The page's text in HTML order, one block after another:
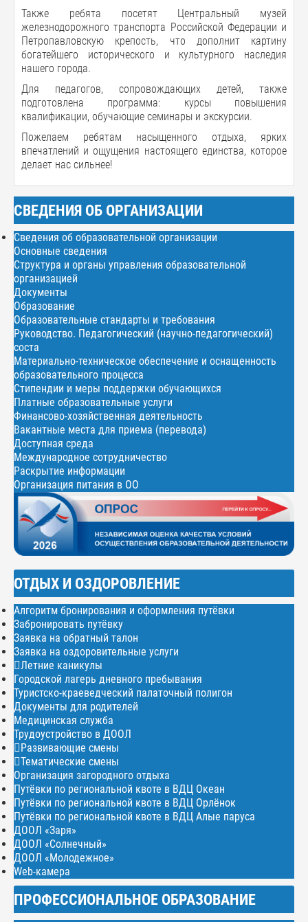
Также ребята посетят Центральный музей
железнодорожного транспорта Российской Федерации и
Петропавловскую крепость, что дополнит картину
богатейшего исторического и культурного наследия
нашего города.
Для педагогов, сопровождающих детей, также
подготовлена программа: курсы повышения
квалификации, обучающие семинары и экскурсии.
Пожелаем ребятам насыщенного отдыха, ярких
впечатлений и ощущения настоящего единства, которое
делает нас сильнее!
СВЕДЕНИЯ ОБ ОРГАНИЗАЦИИ
Сведения об образовательной организации
Основные сведения
Структура и органы управления образовательной
организацией
Документы
Образование
Образовательные стандарты и требования
Руководство. Педагогический (научно-педагогический)
соста
Материально-техническое обеспечение и оснащенность
образовательного процесса
Стипендии и меры поддержки обучающихся
Платные образовательные услуги
Финансово-хозяйственная деятельность
Вакантные места для приема (перевода)
Доступная среда
Международное сотрудничество
Раскрытие информации
Организация питания в ОО
ОТДЫХ И ОЗДОРОВЛЕНИЕ
Алгоритм бронирования и оформления путёвки
Забронировать путёвку
Заявка на обратный талон
Заявка на оздоровительные услуги
Летние каникулы
Городской лагерь дневного пребывания
Туристско-краеведческий палаточный полигон
Документы для родителей
Медицинская служба
Трудоустройство в ДООЛ
Развивающие смены
Тематические смены
Организация загородного отдыха
Путёвки по региональной квоте в ВДЦ Океан
Путёвки по региональной квоте в ВДЦ Орлёнок
Путёвки по региональной квоте в ВДЦ Алые паруса
ДООЛ «Заря»
ДООЛ «Солнечный»
ДООЛ «Молодежное»
Web-камера
ПРОФЕССИОНАЛЬНОЕ ОБРАЗОВАНИЕ